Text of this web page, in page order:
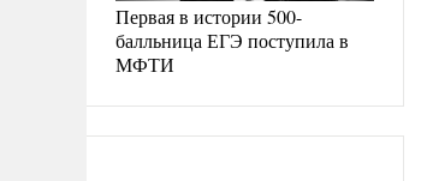
Первая в истории 500-
балльница ЕГЭ поступила в
МФТИ